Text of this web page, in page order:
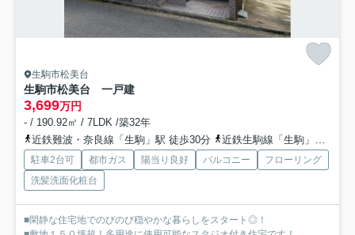
生駒市松美台
生駒市松美台 一戸建
3,699万円
- / 190.92㎡ / 7LDK /築32年
近鉄難波・奈良線「生駒」駅 徒歩30分
近鉄生駒線「生駒」駅 徒歩30分
駐車2台可 都市ガス 陽当り良好 バルコニー
フローリング
洗髪洗面化粧台
■閑静な住宅地でのびのび穏やかな暮らしをスタート◎！